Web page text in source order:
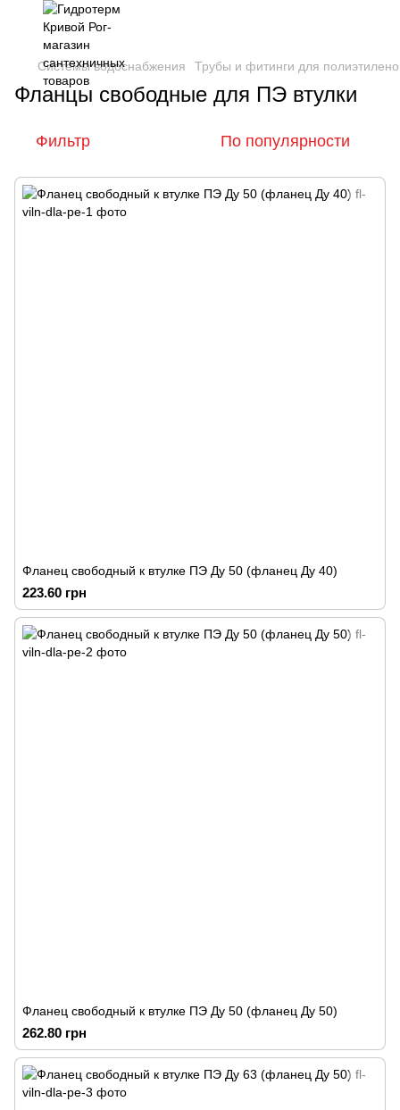
Системы водоснабжения Трубы и фитинги для
Фланцы свободные для ПЭ втулки
Фильтр По популярности
Фланец свободный к втулке ПЭ Ду 50 (фланец Ду 40)
223.60 грн
Фланец свободный к втулке ПЭ Ду 50 (фланец Ду 50)
262.80 грн